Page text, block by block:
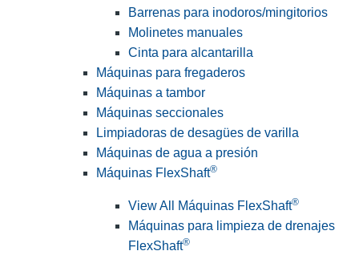
Barrenas para inodoros/mingitorios
Molinetes manuales
Cinta para alcantarilla
Máquinas para fregaderos
Máquinas a tambor
Máquinas seccionales
Limpiadoras de desagües de varilla
Máquinas de agua a presión
Máquinas FlexShaft®
View All Máquinas FlexShaft®
Máquinas para limpieza de drenajes
FlexShaft®